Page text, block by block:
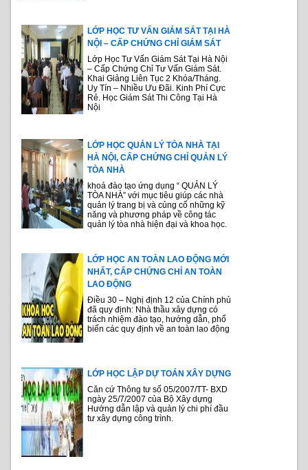
LỚP HỌC TƯ VẤN GIÁM SÁT TẠI HÀ
NỘI – CẤP CHỨNG CHỈ GIÁM SÁT
Lớp Học Tư Vấn Giám Sát Tại Hà Nội
– Cấp Chứng Chỉ Tư Vấn Giám Sát.
Khai Giảng Liên Tục 2 Khóa/Tháng.
Uy Tín – Nhiều Ưu Đãi. Kinh Phí Cực
Rẻ. Học Giám Sát Thi Công Tại Hà
Nội
LỚP HỌC QUẢN LÝ TÒA NHÀ TẠI
HÀ NỘI, CẤP CHỨNG CHỈ QUẢN LÝ
TÒA NHÀ
khoá đào tạo ứng dụng “ QUẢN LÝ
TÒA NHÀ” với mục tiêu giúp các nhà
quản lý trang bị và củng cố những kỹ
năng và phương pháp về công tác
quản lý tòa nhà hiện đại và khoa học.
LỚP HỌC AN TOÀN LAO ĐỘNG MỚI
NHẤT, CẤP CHỨNG CHỈ AN TOÀN
LAO ĐỘNG
Điều 30 – Nghị định 12 của Chính phủ
đã quy định: Nhà thầu xây dựng có
trách nhiệm đào tạo, hướng dẫn, phổ
biến các quy định về an toàn lao động
LỚP HỌC LẬP DỰ TOÁN XÂY DỰNG
Căn cứ Thông tư số 05/2007/TT- BXD
ngày 25/7/2007 của Bộ Xây dựng
Hướng dẫn lập và quản lý chi phí đầu
tư xây dựng công trình.